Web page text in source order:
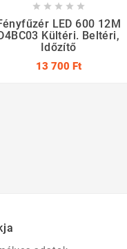
    
LED 600 12M
Kültéri. Beltéri,
Időzítő
13 700 Ft